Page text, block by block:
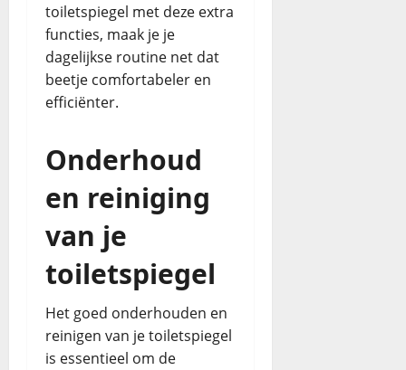
toiletspiegel met deze extra
functies, maak je je
dagelijkse routine net dat
beetje comfortabeler en
efficiënter.
Onderhoud
en reiniging
van je
toiletspiegel
Het goed onderhouden en
reinigen van je toiletspiegel
is essentieel om de